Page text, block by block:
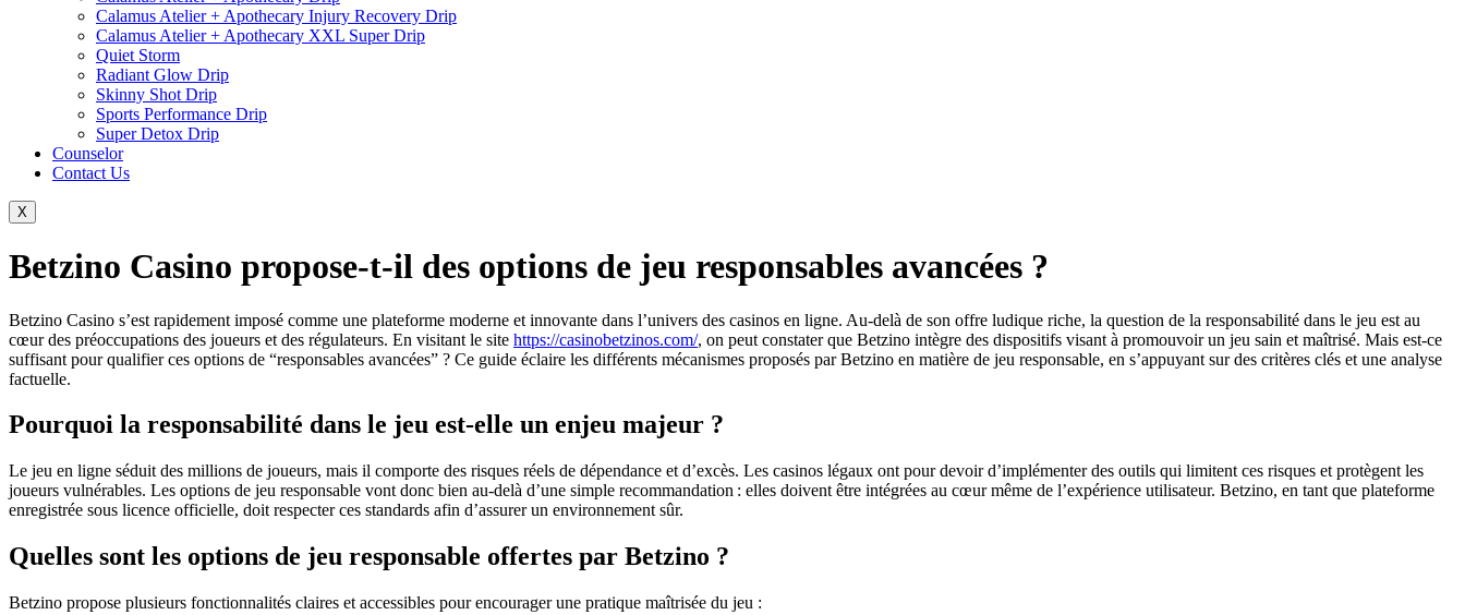
Calamus Atelier + Apothecary Injury Recovery Drip
Calamus Atelier + Apothecary XXL Super Drip
Quiet Storm
Radiant Glow Drip
Skinny Shot Drip
Sports Performance Drip
Super Detox Drip
Counselor
Contact Us
X
Betzino Casino propose-t-il des options de jeu responsables avancées ?
Betzino Casino s’est rapidement imposé comme une plateforme moderne et innovante dans l’univers des casinos en ligne. Au-delà de son offre ludique riche, la question de la responsabilité dans le jeu est au
cœur des préoccupations des joueurs et des régulateurs. En visitant le site https://casinobetzinos.com/, on peut constater que Betzino intègre des dispositifs visant à promouvoir un jeu sain et maîtrisé. Mais est-ce
suffisant pour qualifier ces options de “responsables avancées” ? Ce guide éclaire les différents mécanismes proposés par Betzino en matière de jeu responsable, en s’appuyant sur des critères clés et une analyse
factuelle.
Pourquoi la responsabilité dans le jeu est-elle un enjeu majeur ?
Le jeu en ligne séduit des millions de joueurs, mais il comporte des risques réels de dépendance et d’excès. Les casinos légaux ont pour devoir d’implémenter des outils qui limitent ces risques et protègent les
joueurs vulnérables. Les options de jeu responsable vont donc bien au-delà d’une simple recommandation : elles doivent être intégrées au cœur même de l’expérience utilisateur. Betzino, en tant que plateforme
enregistrée sous licence officielle, doit respecter ces standards afin d’assurer un environnement sûr.
Quelles sont les options de jeu responsable offertes par Betzino ?
Betzino propose plusieurs fonctionnalités claires et accessibles pour encourager une pratique maîtrisée du jeu :